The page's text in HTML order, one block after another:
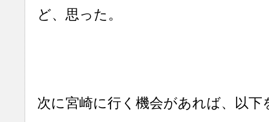
ど、思った。
次に宮崎に行く機会があれば、以下